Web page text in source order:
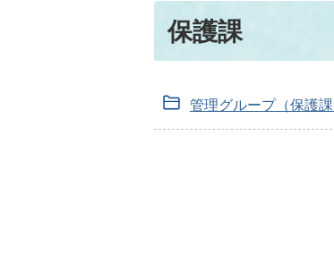
保護課
管理グループ（保護課